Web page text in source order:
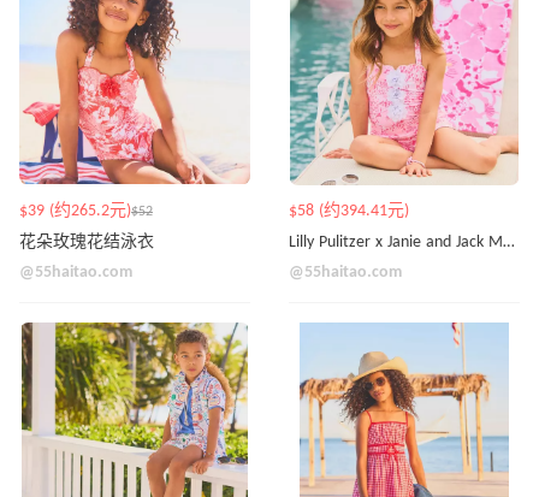
$39 (约265.2元)$52
花朵玫瑰花结泳衣
@55haitao.com
$58 (约394.41元)
Lilly Pulitzer x Janie and Jack Maddie 泳装
@55haitao.com